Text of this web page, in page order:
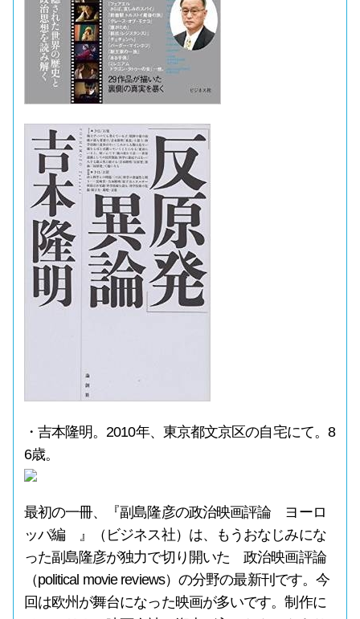
・吉本隆明。2010年、東京都文京区の自宅にて。8
6歳。
最初の一冊、『副島隆彦の政治映画評論 ヨーロ
ッパ編 』（ビジネス社）は、もうおなじみにな
った副島隆彦が独力で切り開いた 政治映画評論
（political movie reviews）の分野の最新刊です。今
回は欧州が舞台になった映画が多いです。制作に